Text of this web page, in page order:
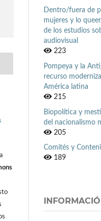
Dentro/fuera de
mujeres y lo
de los estudios
audiovisual
223
Pompeya y la
recurso
América latina
215
Biopolítica y
del nacionalismo
205
Comités y
189